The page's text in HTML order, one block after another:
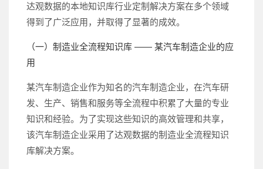
达观数据的本地知识库行业定制解决方案在多个领域
得到了广泛应用，并取得了显著的成效。
（一）制造业全流程知识库 —— 某汽车制造企业的应
用
某汽车制造企业作为知名的汽车制造企业，在汽车研
发、生产、销售和服务等全流程中积累了大量的专业
知识和经验。为了实现这些知识的高效管理和共享，
该汽车制造企业采用了达观数据的制造业全流程知识
库解决方案。